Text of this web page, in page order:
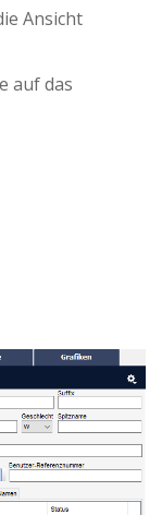
Ansicht
auf das